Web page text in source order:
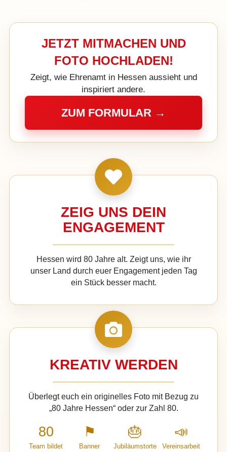
JETZT MITMACHEN UND
FOTO HOCHLADEN!
Zeigt, wie Ehrenamt in Hessen aussieht und
inspiriert andere.
ZUM FORMULAR →
ZEIG UNS DEIN
ENGAGEMENT
Hessen wird 80 Jahre alt. Zeigt uns, wie ihr
unser Land durch euer Engagement jeden Tag
ein Stück besser macht.
KREATIV WERDEN
Überlegt euch ein originelles Foto mit Bezug zu
„80 Jahre Hessen“ oder zur Zahl 80.
80
Team bildet
⚑
Banner
🎂
Jubiläumstorte
📣
Vereinsarbeit